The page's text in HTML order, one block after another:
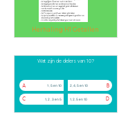
Herhaling H1 Getallen
Wat zijn de delers van 10?
A 1 , 5 en 10 B
2, 4, 5 en 10
C 1, 2 , 3 en 5 D
1, 2, 5 en 10